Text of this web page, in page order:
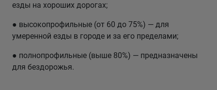
езды на хороших дорогах;
● высокопрофильные (от 60 до 75%) — для
умеренной езды в городе и за его пределами;
● полнопрофильные (выше 80%) — предназначены
для бездорожья.